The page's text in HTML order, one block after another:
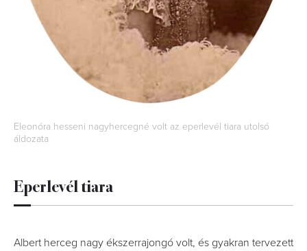
Eleonóra hesseni nagyhercegné volt az eperlevél tiara utolsó
áldozata
Eperlevél tiara
Albert herceg nagy ékszerrajongó volt, és gyakran tervezett